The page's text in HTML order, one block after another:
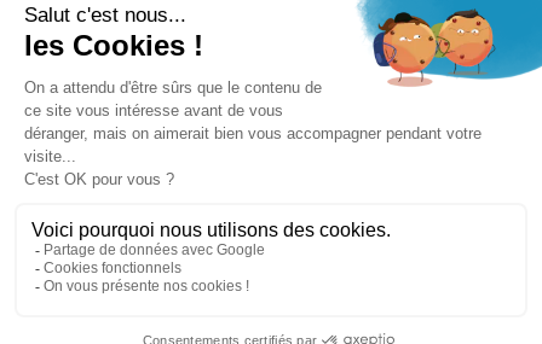
Mentions légales
Conditions générales de ventes
Plateforme de signalement